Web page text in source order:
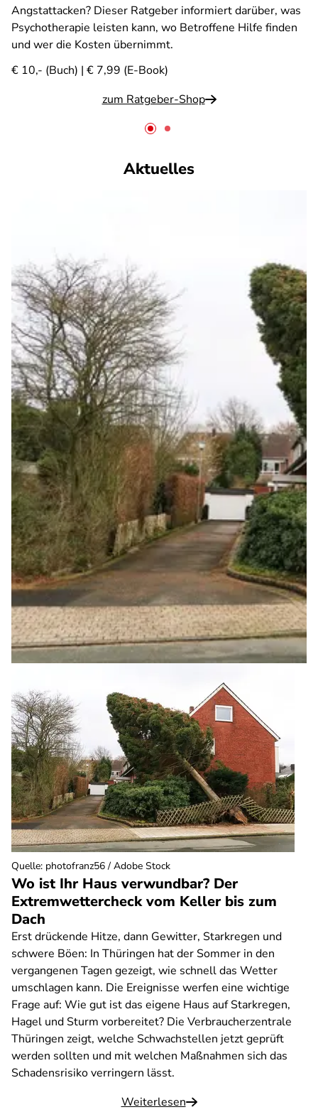
Angstattacken? Dieser Ratgeber informiert darüber, was
Psychotherapie leisten kann, wo Betroffene Hilfe finden
und wer die Kosten übernimmt.
€ 10,- (Buch) | € 7,99 (E-Book)
zum Ratgeber-Shop
Aktuelles
Wo ist Ihr Haus verwundbar? Der
Extremwettercheck vom Keller bis zum
Dach
Erst drückende Hitze, dann Gewitter, Starkregen und
schwere Böen: In Thüringen hat der Sommer in den
vergangenen Tagen gezeigt, wie schnell das Wetter
umschlagen kann. Die Ereignisse werfen eine wichtige
Frage auf: Wie gut ist das eigene Haus auf Starkregen,
Hagel und Sturm vorbereitet? Die Verbraucherzentrale
Thüringen zeigt, welche Schwachstellen jetzt geprüft
werden sollten und mit welchen Maßnahmen sich das
Schadensrisiko verringern lässt.
Weiterlesen
Quelle: photofranz56 / Adobe Stock